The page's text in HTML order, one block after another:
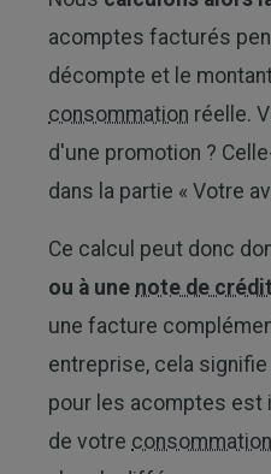
acomptes facturés
décompte et le
consommation réelle.
d'une promotion ?
dans la partie « Votre
Ce calcul peut donc
ou à une note de crédit
une facture
entreprise, cela
pour les acomptes est
de votre consommation